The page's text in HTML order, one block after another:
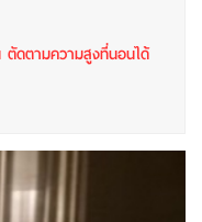
ดตามความสูงที่นอนได้